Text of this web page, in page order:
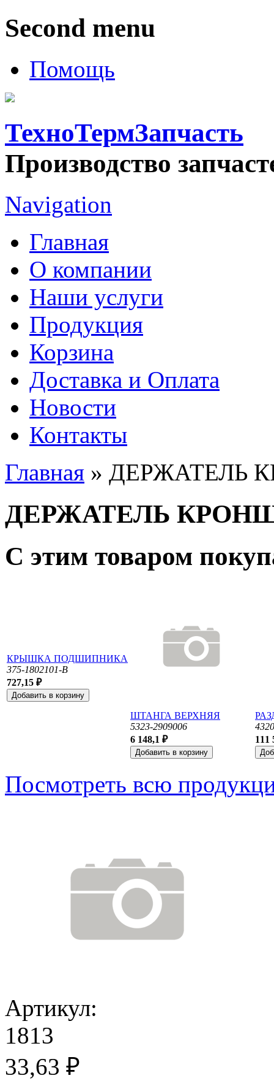
Second menu
Помощь
ТехноТермЗапчасть
Производство
Navigation
Главная
О компании
Наши услуги
Продукция
Корзина
Доставка и Оплата
Новости
Контакты
Вы здесь
Главная » ДЕРЖАТЕЛЬ
ДЕРЖАТЕЛЬ
С этим товаром
КРЫШКА ПОДШИПНИКА
375-1802101-В
727,15 ₽
ШТАНГА ВЕРХНЯЯ
5323-2909006
6 148,1 ₽
111
Посмотреть всю
Артикул:
1813
33,63 ₽